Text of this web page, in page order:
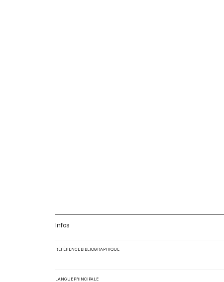
Infos
RÉFÉRENCE BIBLIOGRAPHIQUE
LANGUE PRINCIPALE